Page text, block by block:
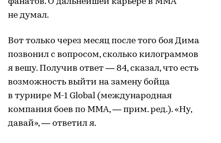
не думал.
Вот только через месяц после того боя Дима
позвонил с вопросом, сколько килограммов
я вешу. Получив ответ — 84, сказал, что есть
возможность выйти на замену бойца
в турнире М-1 Global (международная
компания боев по ММА, — прим. ред.). «Ну,
давай», — ответил я.